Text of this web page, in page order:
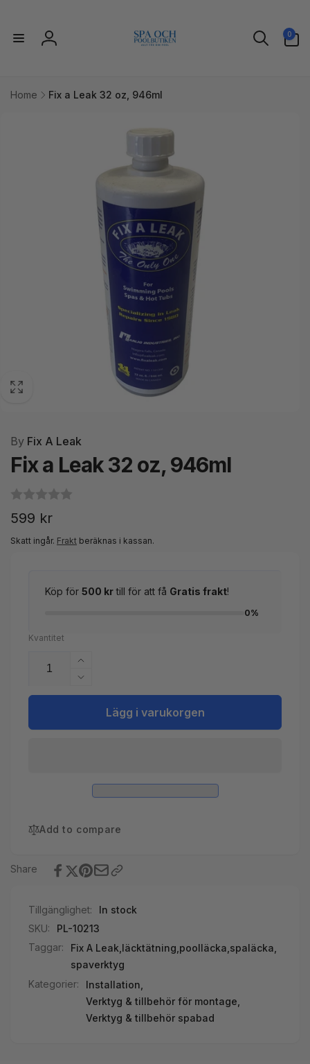
innehåll
Logga
0
artiklar
Home
Fix a Leak 32 oz, 946ml
By Fix A Leak
Fix a Leak 32 oz, 946ml
Ordinarie
pris
599 kr
Skatt ingår. Frakt beräknas i kassan.
Köp för 500 krtill för att få Gratis frakt!
0%
Kvantitet
Öka
kvantitet
för
946ml
Minska
kvantitet
Fix
oz,
946ml
Lägg i varukorgen
Add to compare
Share
Tillgänglighet:
In stock
SKU:
PL-10213
Taggar:
Fix A Leak läcktätning poolläcka spaläcka
spaverktyg
Kategorier:
Installation,
Verktyg & tillbehör för montage,
Verktyg & tillbehör spabad